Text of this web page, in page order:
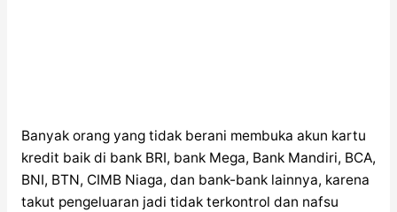
Banyak orang yang tidak berani membuka akun kartu
kredit baik di bank BRI, bank Mega, Bank Mandiri, BCA,
BNI, BTN, CIMB Niaga, dan bank-bank lainnya, karena
takut pengeluaran jadi tidak terkontrol dan nafsu